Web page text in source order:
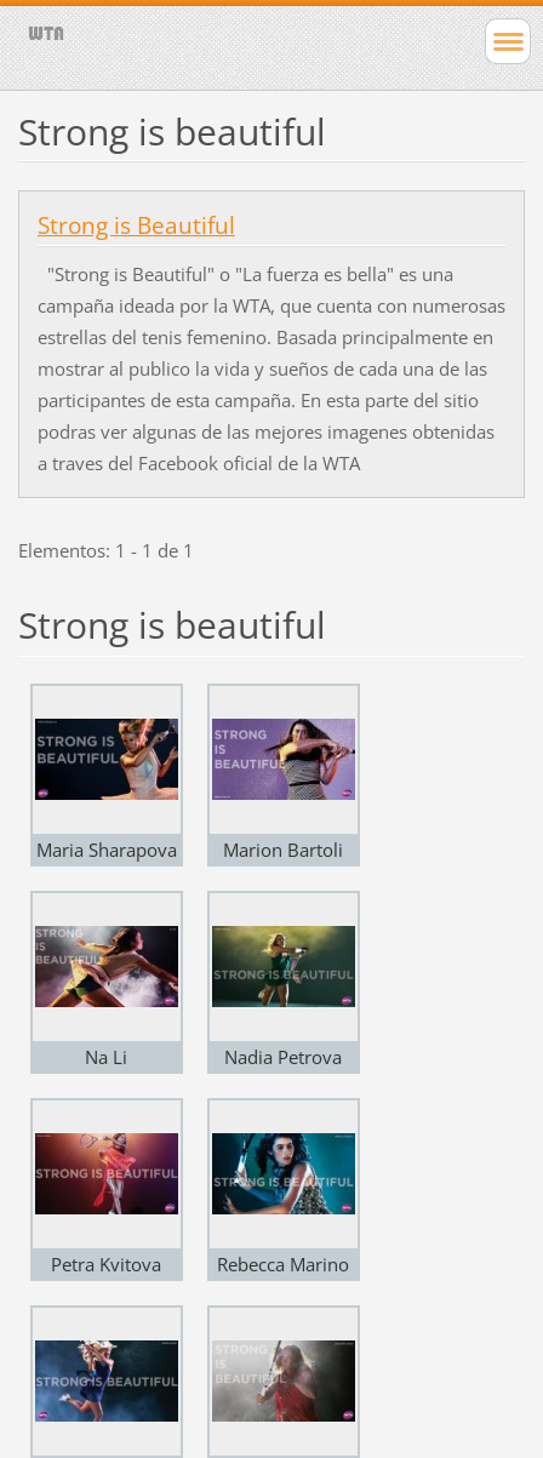
Strong is beautiful
Strong is Beautiful
"Strong is Beautiful" o "La fuerza es bella" es una
campaña ideada por la WTA, que cuenta con numerosas
estrellas del tenis femenino. Basada principalmente en
mostrar al publico la vida y sueños de cada una de las
participantes de esta campaña. En esta parte del sitio
podras ver algunas de las mejores imagenes obtenidas
a traves del Facebook oficial de la WTA
Elementos: 1 - 1 de 1
Strong is beautiful
Maria Sharapova Marion Bartoli
Na Li Nadia Petrova
Petra Kvitova Rebecca Marino